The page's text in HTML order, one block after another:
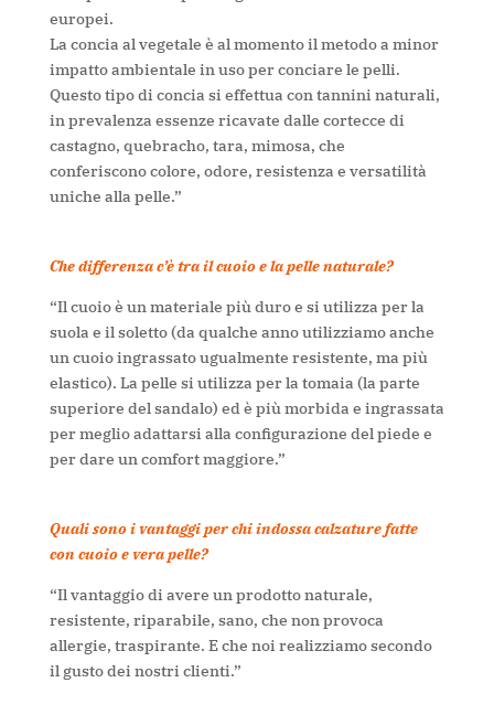
europei.
La concia al vegetale è al momento il metodo a minor
impatto ambientale in uso per conciare le pelli.
Questo tipo di concia si effettua con tannini naturali,
in prevalenza essenze ricavate dalle cortecce di
castagno, quebracho, tara, mimosa, che
conferiscono colore, odore, resistenza e versatilità
uniche alla pelle.”
Che differenza c’è tra il cuoio e la pelle naturale?
“Il cuoio è un materiale più duro e si utilizza per la
suola e il soletto (da qualche anno utilizziamo anche
un cuoio ingrassato ugualmente resistente, ma più
elastico). La pelle si utilizza per la tomaia (la parte
superiore del sandalo) ed è più morbida e ingrassata
per meglio adattarsi alla configurazione del piede e
per dare un comfort maggiore.”
Quali sono i vantaggi per chi indossa calzature fatte
con cuoio e vera pelle?
“Il vantaggio di avere un prodotto naturale,
resistente, riparabile, sano, che non provoca
allergie, traspirante. E che noi realizziamo secondo
il gusto dei nostri clienti.”